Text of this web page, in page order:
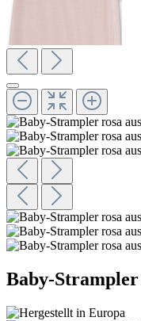
Baby-Strampler